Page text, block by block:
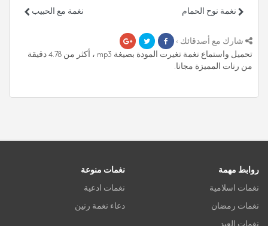
نغمة مع الحبيب نغمة نوح الحمام
شارك مع أصدقائك ›
تحميل واستماع نغمة تغيرت المودة بصيغة mp3 ، أكثر من 4.78 دقيقة
من رنات المميزة مجانا.
روابط مهمة
نغمات اسلامية
نغمات رمضان
نغمات منوعة
نغمات ادعية
دعاء نغمة رنين